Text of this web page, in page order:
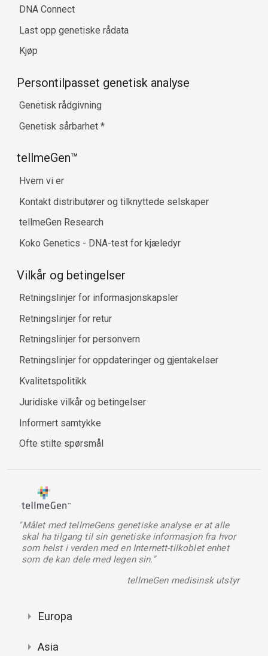
DNA Connect
Last opp genetiske rådata
Kjøp
Persontilpasset genetisk analyse
Genetisk rådgivning
Genetisk sårbarhet *
tellmeGen™
Hvem vi er
Kontakt distributører og tilknyttede selskaper
tellmeGen Research
Koko Genetics - DNA-test for kjæledyr
Vilkår og betingelser
Retningslinjer for informasjonskapsler
Retningslinjer for retur
Retningslinjer for personvern
Retningslinjer for oppdateringer og gjentakelser
Kvalitetspolitikk
Juridiske vilkår og betingelser
Informert samtykke
Ofte stilte spørsmål
"Målet med tellmeGens genetiske analyse er at alle
skal ha tilgang til sin genetiske informasjon fra hvor
som helst i verden med en Internett-tilkoblet enhet
som de kan dele med legen sin."
tellmeGen medisinsk utstyr
Europa
Asia